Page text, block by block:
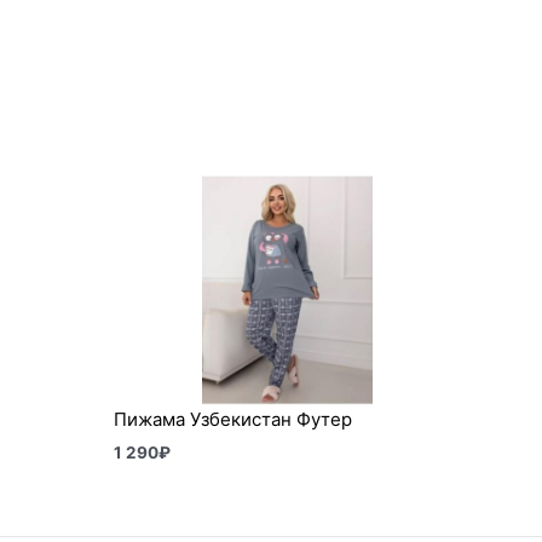
Пижама Узбекистан Футер
1 290₽